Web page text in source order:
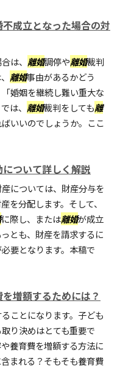
不成立となった場合の対
は、 離婚調停や離婚裁判
離婚事由があるかどう
婚姻を継続し難い重大な
は、 離婚裁判をしても離
いいのでしょうか。ここ
ついて詳しく解説
については、財産分与を
を分配します。そして、
に際し、または離婚が成立
とも、財産を請求するに
要となります。本稿で
増額するためには？
ことになります。子ども
り決めはとても重要で
養育費を増額する方法に
まれる？そもそも養育費